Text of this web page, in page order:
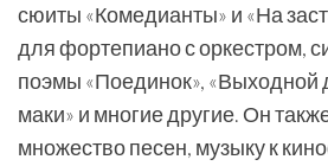
сюиты «Комедианты» и «На
для фортепиано с оркестром,
поэмы «Поединок», «Выходной
маки» и многие другие. Он
множество песен, музыку к